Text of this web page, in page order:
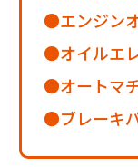
エンジン
オイルエ
オートマ
ブレーキ